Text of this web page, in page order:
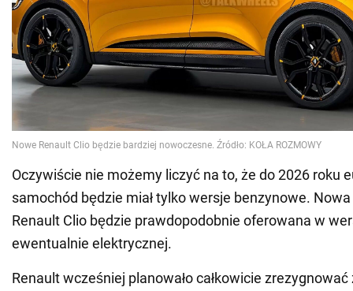
Oczywiście nie możemy liczyć na to, że do 2026 roku
samochód będzie miał tylko wersje benzynowe.
Renault Clio będzie prawdopodobnie oferowana w
ewentualnie elektrycznej.
Renault wcześniej planowało całkowicie